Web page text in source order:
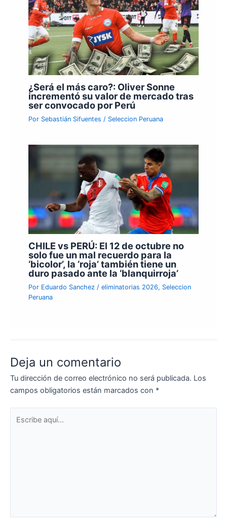
¿Será el más caro?: Oliver Sonne
incrementó su valor de mercado tras
ser convocado por Perú
Por Sebastián Sifuentes/ Seleccion Peruana
CHILE vs PERÚ: El 12 de octubre no
solo fue un mal recuerdo para la
‘bicolor’, la ‘roja’ también tiene un
duro pasado ante la ‘blanquirroja’
Por Eduardo Sanchez/eliminatorias 2026, Seleccion
Peruana
Deja un comentario
Tu dirección de correo electrónico no será publicada. Los
campos obligatorios están marcados con *
aquí...